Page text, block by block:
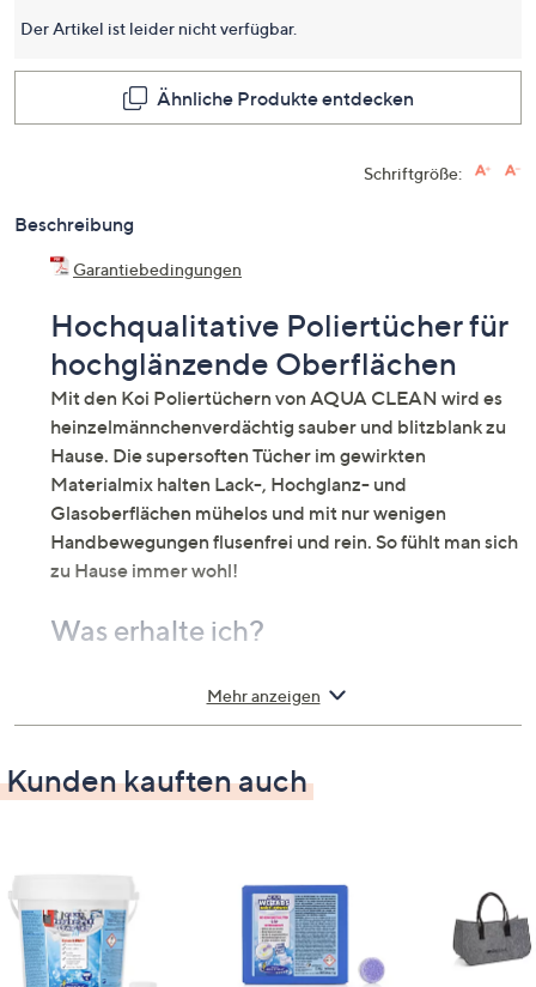
Der Artikel ist leider nicht verfügbar.
Ähnliche Produkte entdecken
Schriftgröße:
Beschreibung
Garantiebedingungen
Hochqualitative Poliertücher für
hochglänzende Oberflächen
Mit den Koi Poliertüchern von AQUA CLEAN wird es
heinzelmännchenverdächtig sauber und blitzblank zu
Hause. Die supersoften Tücher im gewirkten
Materialmix halten Lack-, Hochglanz- und
Glasoberflächen mühelos und mit nur wenigen
Handbewegungen flusenfrei und rein. So fühlt man sich
zu Hause immer wohl!
Was erhalte ich?
für alle empfindlichen Oberflächen wie
2 Farben: grau & grün
Maße
je ca. 40 x 40 cm
Mehr anzeigen
Kunden kauften auch